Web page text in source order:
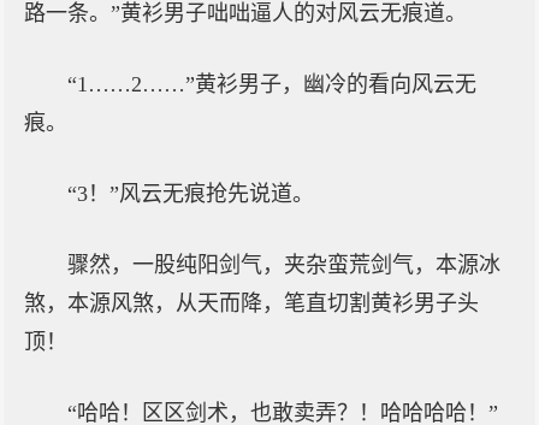
路一条。”黄衫男子咄咄逼人的对风云无痕道。
“1……2……”黄衫男子，幽冷的看向风云无
痕。
“3！”风云无痕抢先说道。
骤然，一股纯阳剑气，夹杂蛮荒剑气，本源冰
煞，本源风煞，从天而降，笔直切割黄衫男子头
顶！
“哈哈！区区剑术，也敢卖弄？！哈哈哈哈！”